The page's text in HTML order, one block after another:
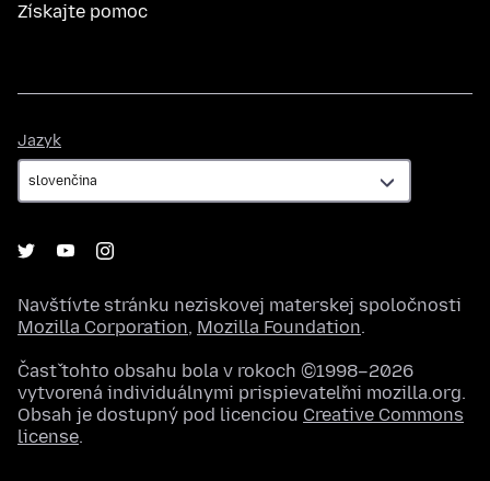
Získajte pomoc
Jazyk
Navštívte stránku neziskovej materskej spoločnosti
Mozilla Corporation, Mozilla Foundation.
Časť tohto obsahu bola v rokoch ©1998–2026
vytvorená individuálnymi prispievateľmi mozilla.org.
Obsah je dostupný pod licenciou Creative Commons
license.